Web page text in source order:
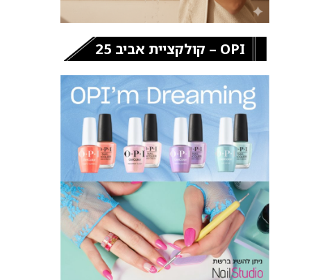
OPI – קולקציית אביב 25